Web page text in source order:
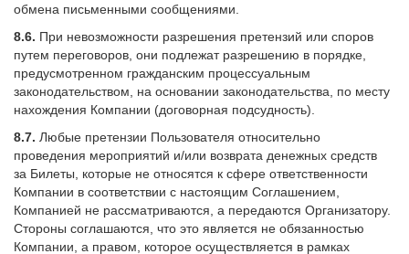
обмена письменными сообщениями.
8.6. При невозможности разрешения претензий или споров
путем переговоров, они подлежат разрешению в порядке,
предусмотренном гражданским процессуальным
законодательством, на основании законодательства, по месту
нахождения Компании (договорная подсудность).
8.7. Любые претензии Пользователя относительно
проведения мероприятий и/или возврата денежных средств
за Билеты, которые не относятся к сфере ответственности
Компании в соответствии с настоящим Соглашением,
Компанией не рассматриваются, а передаются Организатору.
Стороны соглашаются, что это является не обязанностью
Компании, а правом, которое осуществляется в рамках